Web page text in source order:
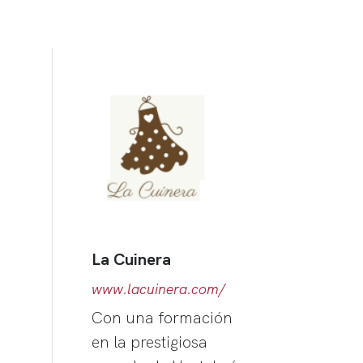
La Cuinera
www.lacuinera.com/
Con una formación
en la prestigiosa